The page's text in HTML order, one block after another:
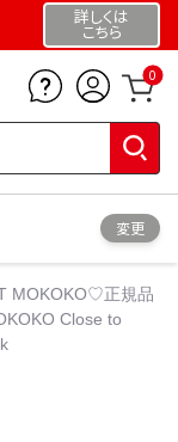
詳しくは
こちら
0
変更
MOKOKO♡正規品
Close to